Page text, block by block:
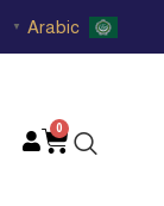
Arabic
▼
0